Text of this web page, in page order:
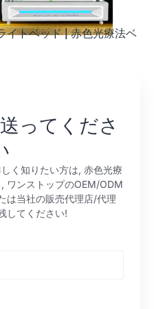
イトベッド|赤色光療法ベ
ってくださ
く知りたい方は, 赤色光療
ワンストップのOEM/ODM
は当社の販売代理店/代理
してください!